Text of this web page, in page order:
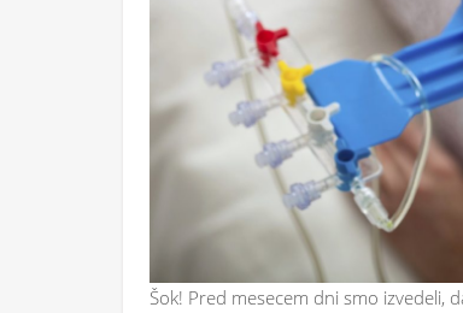
Šok! Pred mesecem dni smo izvedeli,